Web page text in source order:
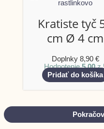
Kratiste tyč
cm Ø 4 cm
Doplnky 8,90 €
Hodnotenie5.00z
Pridať do košíka